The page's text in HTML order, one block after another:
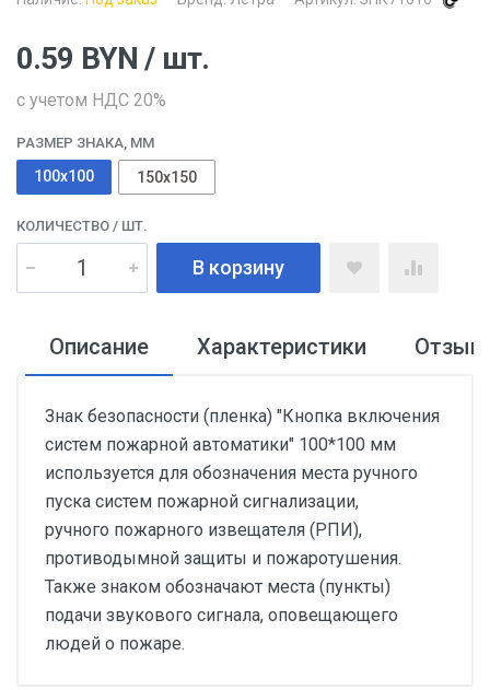
0.59 BYN / шт.
с учетом НДС 20%
РАЗМЕР ЗНАКА, ММ
100x100 150x150
КОЛИЧЕСТВО / ШТ.
В корзину
Описание Характеристики
Знак безопасности (пленка) "Кнопка включения
систем пожарной автоматики" 100*100 мм
используется для обозначения места ручного
пуска систем пожарной сигнализации,
ручного пожарного извещателя (РПИ),
противодымной защиты и пожаротушения.
Также знаком обозначают места (пункты)
подачи звукового сигнала, оповещающего
людей о пожаре.